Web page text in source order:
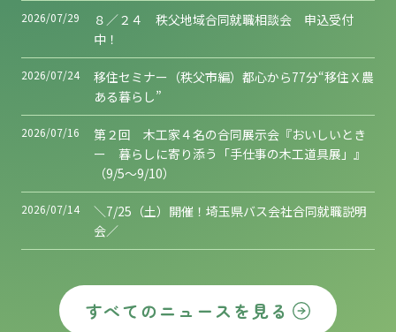
2026/07/29
８／２４ 秩父地域合同就職相談会 申込受付
中！
2026/07/24
移住セミナー（秩父市編）都心から77分“移住Ｘ農
ある暮らし”
2026/07/16
第２回 木工家４名の合同展示会『おいしいとき
ー 暮らしに寄り添う「手仕事の木工道具展」』
（9/5～9/10）
2026/07/14
＼7/25（土）開催！埼玉県バス会社合同就職説明
会／
すべてのニュースを見る